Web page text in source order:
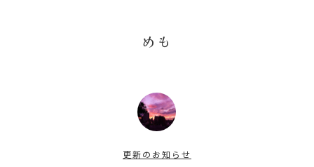
めも
更新のお知らせ